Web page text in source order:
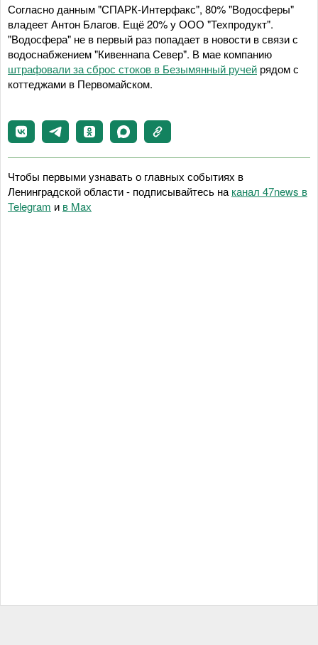
Согласно данным "СПАРК-Интерфакс", 80% "Водосферы"
владеет Антон Благов. Ещё 20% у ООО "Техпродукт".
"Водосфера" не в первый раз попадает в новости в связи с
водоснабжением "Кивеннапа Север". В мае компанию
штрафовали за сброс стоков в Безымянный ручей рядом с
коттеджами в Первомайском.
Чтобы первыми узнавать о главных событиях в
Ленинградской области - подписывайтесь на канал 47news в
Telegram и в Maх